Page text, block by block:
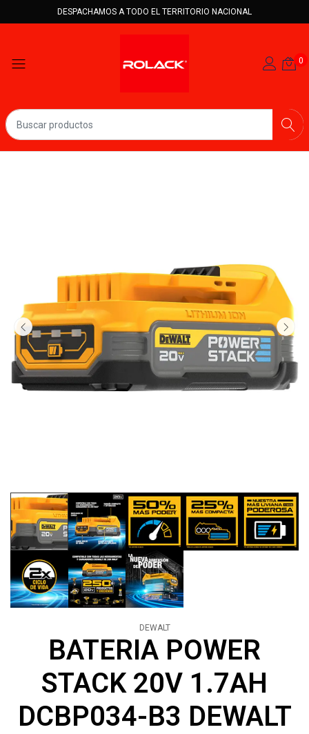
DESPACHAMOS A TODO EL TERRITORIO NACIONAL
0
DEWALT
BATERIA POWER
STACK 20V 1.7AH
DCBP034-B3 DEWALT